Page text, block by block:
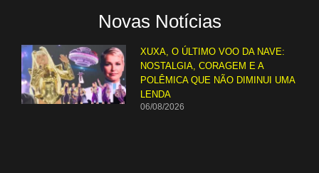
Novas Notícias
XUXA, O ÚLTIMO VOO DA NAVE:
NOSTALGIA, CORAGEM E A
POLÊMICA QUE NÃO DIMINUI UMA
LENDA
06/08/2026